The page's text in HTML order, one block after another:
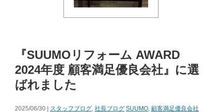
『SUUMOリフォーム AWARD
2024年度 顧客満足優良会社』に選
ばれました
2025/06/30 | スタッフブログ, 社長ブログ SUUMO, 顧客満足優良会社